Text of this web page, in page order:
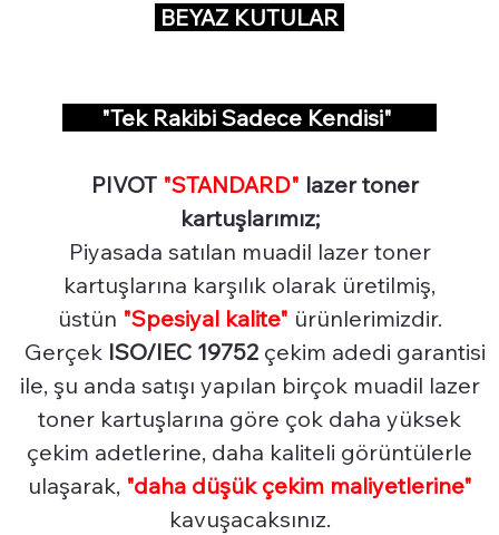
BEYAZ KUTULAR
"Tek Rakibi Sadece Kendisi"
PIVOT "STANDARD" lazer toner
kartuşlarımız;
Piyasada satılan muadil lazer toner
kartuşlarına karşılık olarak üretilmiş,
üstün "Spesiyal kalite" ürünlerimizdir.
Gerçek ISO/IEC 19752 çekim adedi garantisi
ile, şu anda satışı yapılan birçok muadil lazer
toner kartuşlarına göre çok daha yüksek
çekim adetlerine, daha kaliteli görüntülerle
ulaşarak, "daha düşük çekim maliyetlerine"
kavuşacaksınız.